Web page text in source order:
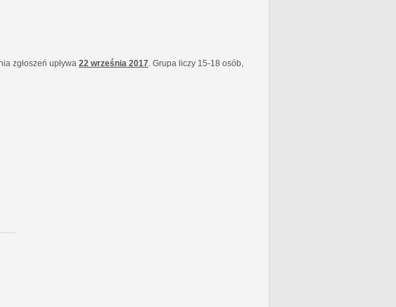
zgłoszeń upływa 22 września 2017. Grupa liczy 15-18 osób,